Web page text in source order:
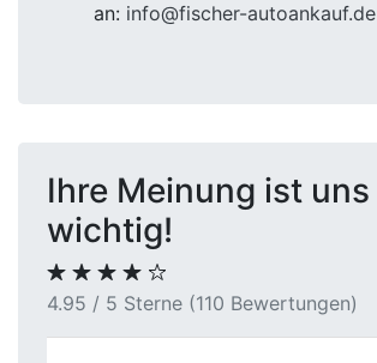
an: info@fischer-autoankauf.de
Ihre Meinung ist uns
wichtig!
4.95 / 5 Sterne (110 Bewertungen)